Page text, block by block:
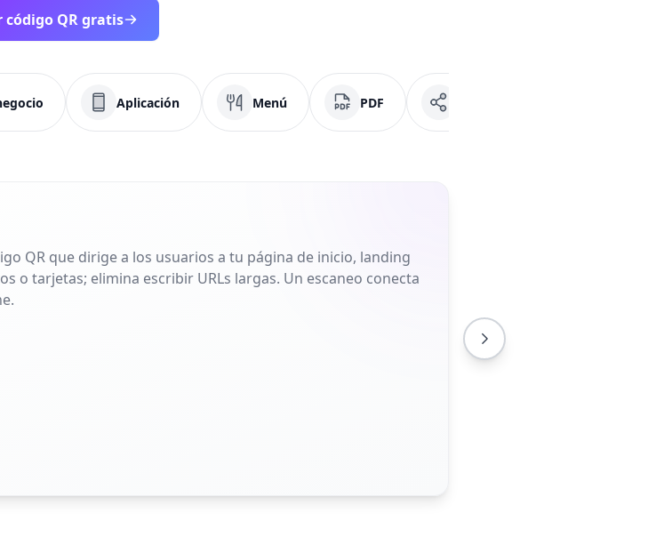
código QR gratis
Aplicación Menú PDF
QR que dirige a los usuarios a tu página de inicio, landing
o tarjetas; elimina escribir URLs largas. Un escaneo conecta